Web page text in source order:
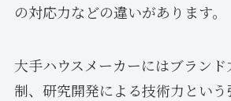
の対応力などの違いがあります。
大手ハウスメーカーにはブラン
制、研究開発による技術力とい